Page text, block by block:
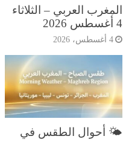
المغرب العربي – الثلاثاء
4 أغسطس 2026
4 أغسطس، 2026
🌤️ أحوال الطقس في